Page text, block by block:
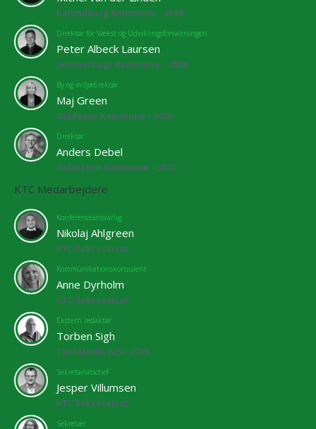
Kalundborg Kommune - 4108
Direktør for Vækst og Udviklingsforvaltningen
Peter Albeck Laursen
Jammerbugt Kommune - 4068
By og miljødirektør
Maj Green
Gladsaxe Kommune - 3460
Direktør
Anders Debel
Holstebro Kommune - 3872
KTC Medarbejdere
Konferenceansvarlig
Nikolaj Ahlgreen
KTC Sekretariat
Kommunikationskonsulent
Anne Dyrholm
KTC Sekretariat
Ekstern redaktør
Torben Sigh
TechMedia A/S - 6769
Sekretariatschef
Jesper Villumsen
KTC Sekretariat
Sekretær